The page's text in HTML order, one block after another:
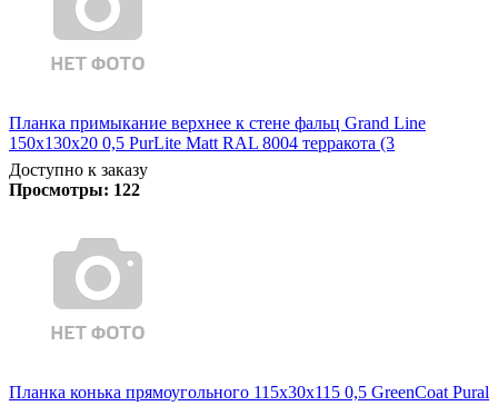
Планка примыкание верхнее к стене фальц Grand Line
150х130х20 0,5 PurLite Matt RAL 8004 терракота (3
Доступно к заказу
Просмотры: 122
Планка конька прямоугольного 115х30х115 0,5 GreenCoat Pural